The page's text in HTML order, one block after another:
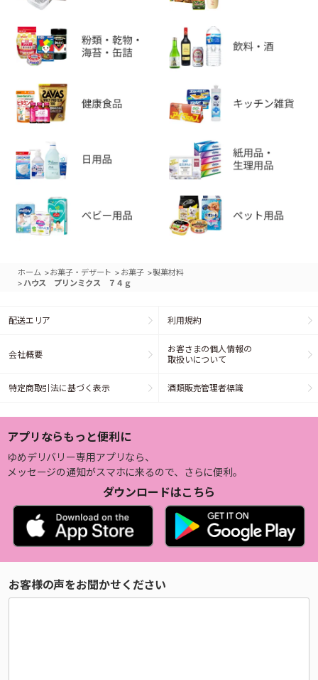
ホーム >お菓子・デザート > お菓子 >製菓材料
> ハウス プリンミクス ７４ｇ
配送エリア 利用規約
会社概要
お客さまの個人情報の
取扱いについて
特定商取引法に基づく表示 酒類販売管理者標識
アプリならもっと便利に
ゆめデリバリー専用アプリなら、
メッセージの通知がスマホに来るので、さらに便利。
ダウンロードはこちら
お客様の声をお聞かせください